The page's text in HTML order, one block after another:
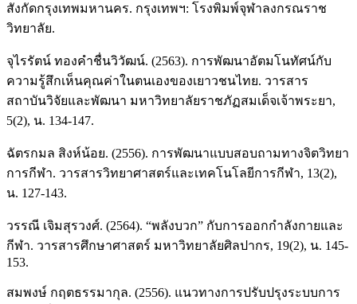
สังกัดกรุงเทพมหานคร. กรุงเทพฯ: โรงพิมพ์จุฬาลงกรณราช
วิทยาลัย.
จุไรรัตน์ ทองคำชื่นวิวัฒน์. (2563). การพัฒนาอัตมโนทัศน์กับ
ความรู้สึกเห็นคุณค่าในตนเองของเยาวชนไทย. วารสาร
สถาบันวิจัยและพัฒนา มหาวิทยาลัยราชภัฏสมเด็จเจ้าพระยา,
5(2), น. 134-147.
ฉัตรกมล สิงห์น้อย. (2556). การพัฒนาแบบสอบถามทางจิตวิทยา
การกีฬา. วารสารวิทยาศาสตร์และเทคโนโลยีการกีฬา, 13(2),
น. 127-143.
วรรณี เจิมสุรวงศ์. (2564). “พลังบวก” กับการออกกำลังกายและ
กีฬา. วารสารศึกษาศาสตร์ มหาวิทยาลัยศิลปากร, 19(2), น. 145-
153.
สมพงษ์ กฤตธรรมากุล. (2556). แนวทางการปรับปรุงระบบการ